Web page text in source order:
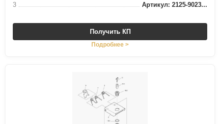
3
Артикул: 2125-9023...
Получить КП
Подробнее >